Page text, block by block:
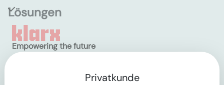
Lösungen
Empowering the future
of construction
Privatkunde